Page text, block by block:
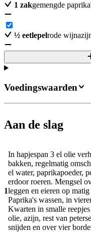
1 zakgemengde
½ eetlepelrode
Aan de slag
1
In hapjespan 3 el olie
bakken, regelmatig
el water, paprikapoeder,
erdoor roeren. Mengsel
leggen en eieren op
Paprika's wassen, in
Kwarten in smalle
olie, azijn, rest van
snijden en over vier
Voedingswaarden